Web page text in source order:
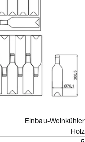
Einbau-Weinkühler
Holz